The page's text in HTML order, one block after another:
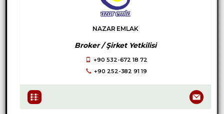
NAZAR EMLAK
Broker / Şirket Yetkilisi
+90 532-672 18 72
+90 252-382 91 19